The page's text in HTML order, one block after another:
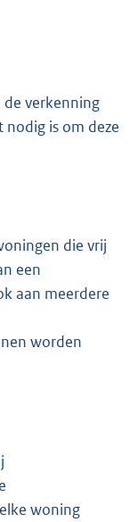
verkenning
is om deze
die vrij
een
aan meerdere
worden
woning